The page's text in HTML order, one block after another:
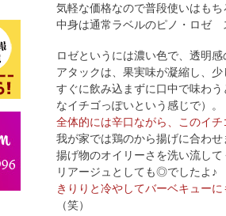
気軽な価格なので普段使いはも
中身は通常ラベルのピノ・ロゼ
ロゼというには濃い色で、透明感
アタックは、果実味が凝縮し、少
すぐに飲み込まずに口中で味わ
なイチゴっぽいという感じで）。
全体的には辛口ながら、このイ
我が家では鶏のから揚げに合わせ
揚げ物のオイリーさを洗い流し
リアージュとしても◎でしたよ♪
きりりと冷やしてバーベキューに
（笑）